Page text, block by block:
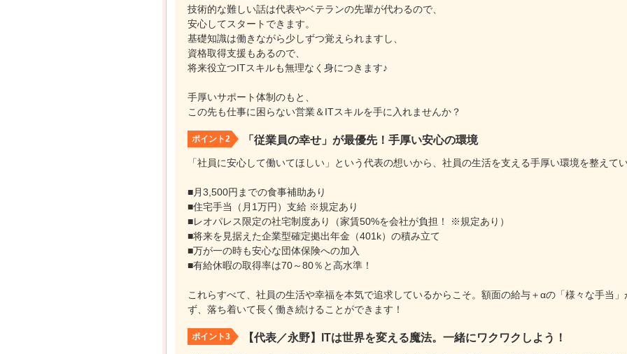
技術的な難しい話は代表やベテランの先輩が代わるので、
安心してスタートできます。
基礎知識は働きながら少しずつ覚えられますし、
資格取得支援もあるので、
将来役立つITスキルも無理なく身につきます♪
手厚いサポート体制のもと、
この先も仕事に困らない営業＆ITスキルを手に入れませんか？
ポイント2 「従業員の幸せ」が最優先！手厚い安心の環境
「社員に安心して働いてほしい」という代表の想いから、社員の生活を支える手厚い環境を整えて
■月3,500円までの食事補助あり
■住宅手当（月1万円）支給 ※規定あり
■レオパレス限定の社宅制度あり（家賃50%を会社が負担！ ※規定あり）
■将来を見据えた企業型確定拠出年金（401k）の積み立て
■万が一の時も安心な団体保険への加入
■有給休暇の取得率は70～80％と高水準！
これらすべて、社員の生活や幸福を本気で追求しているからこそ。額面の給与＋αの「様々な手当
ず、落ち着いて長く働き続けることができます！
ポイント3 【代表／永野】ITは世界を変える魔法。一緒にワクワクしよう！